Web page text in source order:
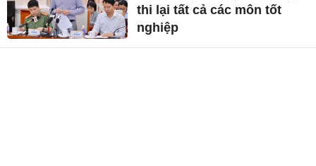
thi lại tất cả các môn tốt
nghiệp